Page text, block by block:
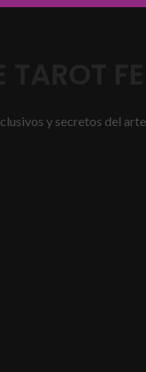
y secretos del